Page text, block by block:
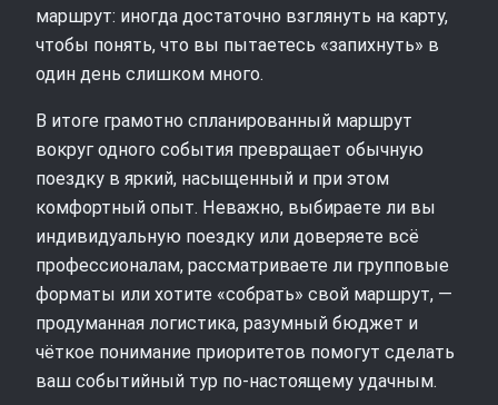
маршрут: иногда достаточно взглянуть на карту,
чтобы понять, что вы пытаетесь «запихнуть» в
один день слишком много.
В итоге грамотно спланированный маршрут
вокруг одного события превращает обычную
поездку в яркий, насыщенный и при этом
комфортный опыт. Неважно, выбираете ли вы
индивидуальную поездку или доверяете всё
профессионалам, рассматриваете ли групповые
форматы или хотите «собрать» свой маршрут, —
продуманная логистика, разумный бюджет и
чёткое понимание приоритетов помогут сделать
ваш событийный тур по‑настоящему удачным.